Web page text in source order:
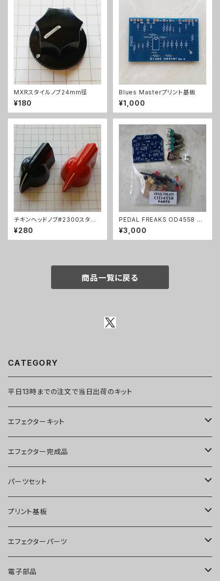
MXRスタイルノブ24mm径
¥180
Blues Masterプリント基板
¥1,000
チキンヘッドノブ#2300スタイ
ル
¥280
PEDAL FREAKS OD4558 パ
ーツセット
¥3,000
商品一覧に戻る
CATEGORY
平日13時までの注文で当日出荷のキット
エフェクターキット
ブースター
オーバードライブ
ディストーション
ファズ
プリアンプ
エフェクター完成品
ブースター
オーバードライブ
ディストーション
ファズ
パーツセット
ブースター
オーバードライブ
ディストーション
プリント基板
オーバードライブ
ディストーション
エフェクターパーツ
スイッチ
電子部品